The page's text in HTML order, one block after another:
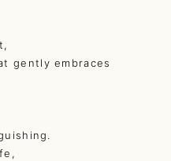
gently embraces